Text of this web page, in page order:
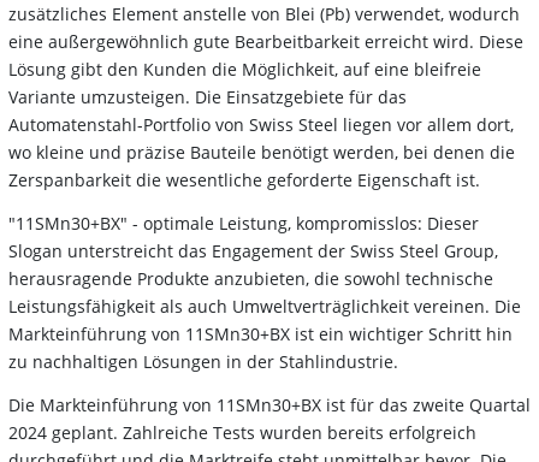
zusätzliches Element anstelle von Blei (Pb) verwendet, wodurch
eine außergewöhnlich gute Bearbeitbarkeit erreicht wird. Diese
Lösung gibt den Kunden die Möglichkeit, auf eine bleifreie
Variante umzusteigen. Die Einsatzgebiete für das
Automatenstahl-Portfolio von Swiss Steel liegen vor allem dort,
wo kleine und präzise Bauteile benötigt werden, bei denen die
Zerspanbarkeit die wesentliche geforderte Eigenschaft ist.
"11SMn30+BX" - optimale Leistung, kompromisslos: Dieser
Slogan unterstreicht das Engagement der Swiss Steel Group,
herausragende Produkte anzubieten, die sowohl technische
Leistungsfähigkeit als auch Umweltverträglichkeit vereinen. Die
Markteinführung von 11SMn30+BX ist ein wichtiger Schritt hin
zu nachhaltigen Lösungen in der Stahlindustrie.
Die Markteinführung von 11SMn30+BX ist für das zweite Quartal
2024 geplant. Zahlreiche Tests wurden bereits erfolgreich